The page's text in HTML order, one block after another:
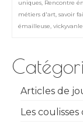
uniques, Rencontre
métiers d'art, savoir
émailleuse,
Articles de
Les